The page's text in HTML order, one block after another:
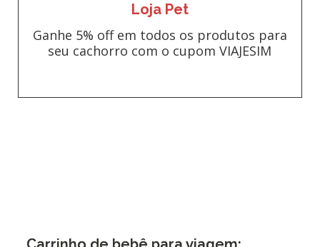
Loja Pet
Ganhe 5% off em todos os produtos para
seu cachorro com o cupom VIAJESIM